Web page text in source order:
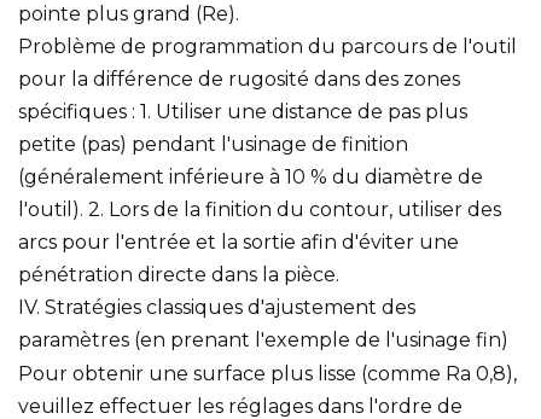
pointe plus grand (Re).
Problème de programmation du parcours de l'outil
pour la différence de rugosité dans des zones
spécifiques : 1. Utiliser une distance de pas plus
petite (pas) pendant l'usinage de finition
(généralement inférieure à 10 % du diamètre de
l'outil). 2. Lors de la finition du contour, utiliser des
arcs pour l'entrée et la sortie afin d'éviter une
pénétration directe dans la pièce.
IV. Stratégies classiques d'ajustement des
paramètres (en prenant l'exemple de l'usinage fin)
Pour obtenir une surface plus lisse (comme Ra 0,8),
veuillez effectuer les réglages dans l'ordre de